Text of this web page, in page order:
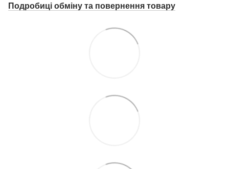
Подробиці обміну та повернення товару